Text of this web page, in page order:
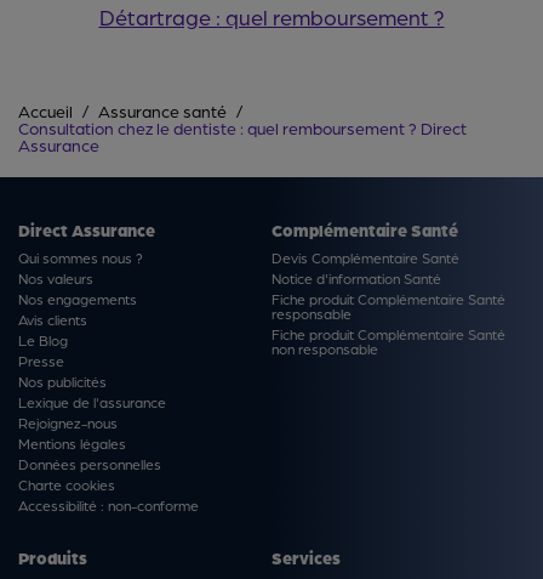
Détartrage : quel remboursement ?
Accueil
Assurance santé
Consultation chez le dentiste : quel remboursement ? Direct
Assurance
Direct Assurance
Qui sommes nous ?
Nos valeurs
Nos engagements
Avis clients
Le Blog
Presse
Nos publicités
Lexique de l'assurance
Rejoignez-nous
Mentions légales
Données personnelles
Charte cookies
Accessibilité : non-conforme
Complémentaire Santé
Devis Complémentaire Santé
Notice d'information Santé
Fiche produit Complémentaire Santé
responsable
Fiche produit Complémentaire Santé
non responsable
Produits Services